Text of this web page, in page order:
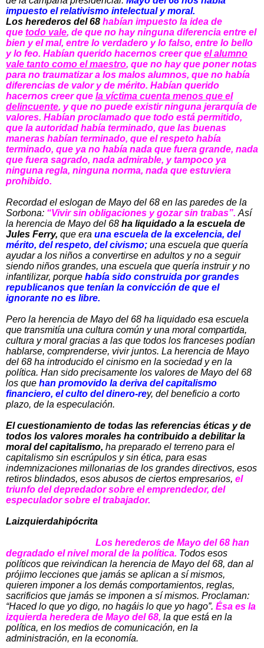
impuesto el relativismo intelectual y moral.
Los herederos del 68 habían impuesto la idea de
que todo vale, de que no hay ninguna diferencia entre el
bien y el mal, entre lo verdadero y lo falso, entre lo bello
y lo feo. Habían querido hacernos creer que el alumno
vale tanto como el maestro, que no hay que poner notas
para no traumatizar a los malos alumnos, que no había
diferencias de valor y de mérito. Habían querido
hacernos creer que la víctima cuenta menos que el
delincuente, y que no puede existir ninguna jerarquía de
valores. Habían proclamado que todo está permitido,
que la autoridad había terminado, que las buenas
maneras habían terminado, que el respeto había
terminado, que ya no había nada que fuera grande, nada
que fuera sagrado, nada admirable, y tampoco ya
ninguna regla, ninguna norma, nada que estuviera
prohibido.
Recordad el eslogan de Mayo del 68 en las paredes de la
Sorbona: “Vivir sin obligaciones y gozar sin trabas”. Así
la herencia de Mayo del 68 ha liquidado a la escuela de
Jules Ferry, que era una escuela de la excelencia, del
mérito, del respeto, del civismo; una escuela que quería
ayudar a los niños a convertirse en adultos y no a seguir
siendo niños grandes, una escuela que quería instruir y no
infantilizar, porque había sido construida por grandes
republicanos que tenían la convicción de que el
ignorante no es libre.
Pero la herencia de Mayo del 68 ha liquidado esa escuela
que transmitía una cultura común y una moral compartida,
cultura y moral gracias a las que todos los franceses podían
hablarse, comprenderse, vivir juntos. La herencia de Mayo
del 68 ha introducido el cinismo en la sociedad y en la
política. Han sido precisamente los valores de Mayo del 68
los que han promovido la deriva del capitalismo
financiero, el culto del dinero-rey, del beneficio a corto
plazo, de la especulación.
El cuestionamiento de todas las referencias éticas y de
todos los valores morales ha contribuido a debilitar la
moral del capitalismo, ha preparado el terreno para el
capitalismo sin escrúpulos y sin ética, para esas
indemnizaciones millonarias de los grandes directivos, esos
retiros blindados, esos abusos de ciertos empresarios, el
triunfo del depredador sobre el emprendedor, del
especulador sobre el trabajador.
Laizquierdahipócrita
Los herederos de Mayo del 68 han
degradado el nivel moral de la política. Todos esos
políticos que reivindican la herencia de Mayo del 68, dan al
prójimo lecciones que jamás se aplican a sí mismos,
quieren imponer a los demás comportamientos, reglas,
sacrificios que jamás se imponen a sí mismos. Proclaman:
“Haced lo que yo digo, no hagáis lo que yo hago”. Ésa es la
izquierda heredera de Mayo del 68, la que está en la
política, en los medios de comunicación, en la
administración, en la economía.